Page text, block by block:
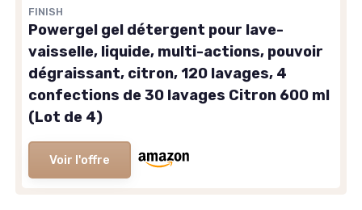
FINISH
Powergel gel détergent pour lave-
vaisselle, liquide, multi-actions, pouvoir
dégraissant, citron, 120 lavages, 4
confections de 30 lavages Citron 600 ml
(Lot de 4)
Voir l'offre